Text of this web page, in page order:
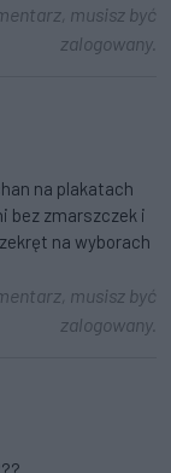
musisz być
zalogowany.
na plakatach
bez zmarszczek i
na wyborach
musisz być
zalogowany.